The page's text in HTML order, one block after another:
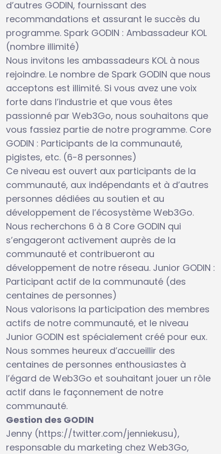
d’autres GODIN, fournissant des
recommandations et assurant le succès du
programme. Spark GODIN : Ambassadeur KOL
(nombre illimité)
Nous invitons les ambassadeurs KOL à nous
rejoindre. Le nombre de Spark GODIN que nous
acceptons est illimité. Si vous avez une voix
forte dans l’industrie et que vous êtes
passionné par Web3Go, nous souhaitons que
vous fassiez partie de notre programme. Core
GODIN : Participants de la communauté,
pigistes, etc. (6-8 personnes)
Ce niveau est ouvert aux participants de la
communauté, aux indépendants et à d’autres
personnes dédiées au soutien et au
développement de l’écosystème Web3Go.
Nous recherchons 6 à 8 Core GODIN qui
s’engageront activement auprès de la
communauté et contribueront au
développement de notre réseau. Junior GODIN :
Participant actif de la communauté (des
centaines de personnes)
Nous valorisons la participation des membres
actifs de notre communauté, et le niveau
Junior GODIN est spécialement créé pour eux.
Nous sommes heureux d’accueillir des
centaines de personnes enthousiastes à
l’égard de Web3Go et souhaitant jouer un rôle
actif dans le façonnement de notre
communauté.
Gestion des GODIN
Jenny (https://twitter.com/jenniekusu),
responsable du marketing chez Web3Go,